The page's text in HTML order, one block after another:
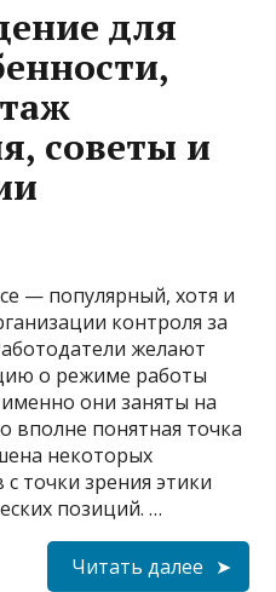
для
советы и
— популярный, хотя и
контроля за
желают
о режиме работы
они заняты на
вполне понятная точка
некоторых
точки зрения этики
позиций. …
Читать далее